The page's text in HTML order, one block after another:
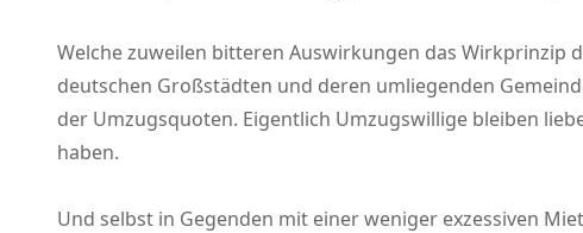
Welche zuweilen bitteren Auswirkungen das Wirkprinzip
deutschen Großstädten und deren umliegenden
der Umzugsquoten. Eigentlich Umzugswillige bleiben
haben.
Und selbst in Gegenden mit einer weniger exzessiven